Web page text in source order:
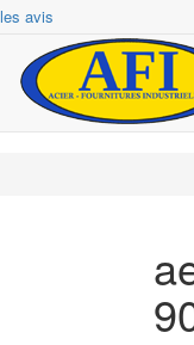
avis